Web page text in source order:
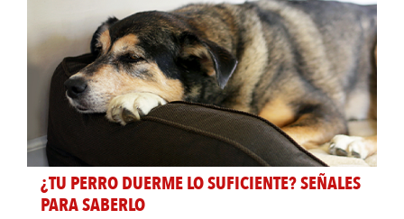
¿TU PERRO DUERME LO SUFICIENTE? SEÑALES
PARA SABERLO